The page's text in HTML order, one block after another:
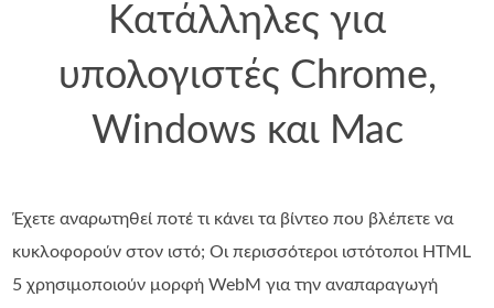
Κατάλληλες για
υπολογιστές Chrome,
Windows και Mac
Έχετε αναρωτηθεί ποτέ τι κάνει τα βίντεο που βλέπετε να
κυκλοφορούν στον ιστό; Οι περισσότεροι ιστότοποι HTML
5 χρησιμοποιούν μορφή WebM για την αναπαραγωγή